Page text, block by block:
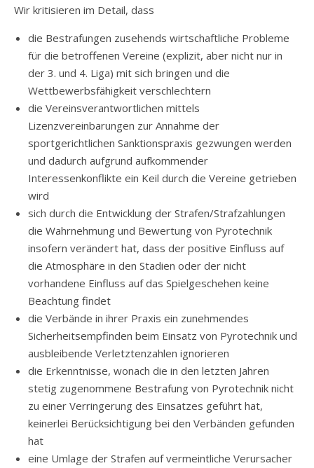
Wir kritisieren im Detail, dass
die Bestrafungen zusehends wirtschaftliche Probleme
für die betroffenen Vereine (explizit, aber nicht nur in
der 3. und 4. Liga) mit sich bringen und die
Wettbewerbsfähigkeit verschlechtern
die Vereinsverantwortlichen mittels
Lizenzvereinbarungen zur Annahme der
sportgerichtlichen Sanktionspraxis gezwungen werden
und dadurch aufgrund aufkommender
Interessenkonflikte ein Keil durch die Vereine getrieben
wird
sich durch die Entwicklung der Strafen/Strafzahlungen
die Wahrnehmung und Bewertung von Pyrotechnik
insofern verändert hat, dass der positive Einfluss auf
die Atmosphäre in den Stadien oder der nicht
vorhandene Einfluss auf das Spielgeschehen keine
Beachtung findet
die Verbände in ihrer Praxis ein zunehmendes
Sicherheitsempfinden beim Einsatz von Pyrotechnik und
ausbleibende Verletztenzahlen ignorieren
die Erkenntnisse, wonach die in den letzten Jahren
stetig zugenommene Bestrafung von Pyrotechnik nicht
zu einer Verringerung des Einsatzes geführt hat,
keinerlei Berücksichtigung bei den Verbänden gefunden
hat
eine Umlage der Strafen auf vermeintliche Verursacher